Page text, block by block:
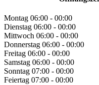
Montag 06:00 - 00:00
Dienstag 06:00 - 00:00
Mittwoch 06:00 - 00:00
Donnerstag 06:00 - 00:00
Freitag 06:00 - 00:00
Samstag 06:00 - 00:00
Sonntag 07:00 - 00:00
Feiertag 07:00 - 00:00